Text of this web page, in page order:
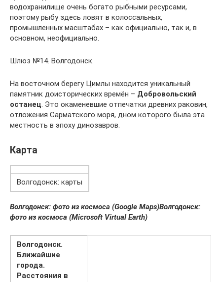
водохранилище очень богато рыбными ресурсами,
поэтому рыбу здесь ловят в колоссальных,
промышленных масштабах – как официально, так и, в
основном, неофициально.
Шлюз №14. Волгодонск.
На восточном берегу Цимлы находится уникальный
памятник доисторических времён – Добровольский
останец. Это окаменевшие отпечатки древних раковин,
отложения Сарматского моря, дном которого была эта
местность в эпоху динозавров.
Карта
Волгодонск: карты
Волгодонск: фото из космоса (Google Maps)Волгодонск:
фото из космоса (Microsoft Virtual Earth)
Волгодонск.
Ближайшие
города.
Расстояния в